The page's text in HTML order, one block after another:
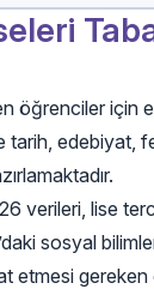
öğrenciler için
tarih, edebiyat,
verileri, lise
sosyal
etmesi gereken